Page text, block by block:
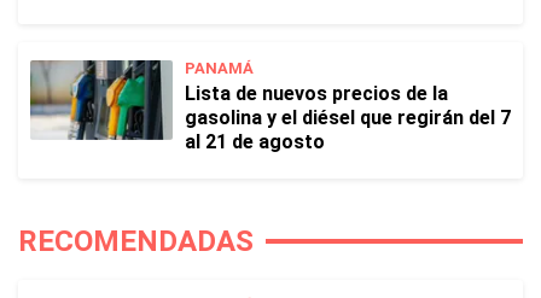
PANAMÁ
Lista de nuevos precios de la
gasolina y el diésel que regirán del 7
al 21 de agosto
RECOMENDADAS